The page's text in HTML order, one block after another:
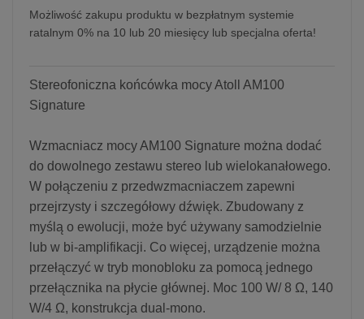
Możliwość zakupu produktu w bezpłatnym systemie
ratalnym 0% na 10 lub 20 miesięcy lub specjalna oferta!
Stereofoniczna końcówka mocy Atoll AM100
Signature
Wzmacniacz mocy AM100 Signature można dodać
do dowolnego zestawu stereo lub wielokanałowego.
W połączeniu z przedwzmacniaczem zapewni
przejrzysty i szczegółowy dźwięk. Zbudowany z
myślą o ewolucji, może być używany samodzielnie
lub w bi-amplifikacji. Co więcej, urządzenie można
przełączyć w tryb monobloku za pomocą jednego
przełącznika na płycie głównej. Moc 100 W/ 8 Ω, 140
W/4 Ω, konstrukcja dual-mono.